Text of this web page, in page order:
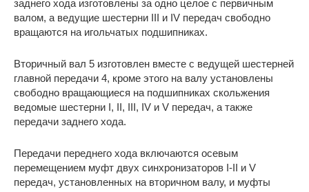
заднего хода изготовлены за одно целое с первичным
валом, а ведущие шестерни III и IV передач свободно
вращаются на игольчатых подшипниках.
Вторичный вал 5 изготовлен вместе с ведущей шестерней
главной передачи 4, кроме этого на валу установлены
свободно вращающиеся на подшипниках скольжения
ведомые шестерни I, II, III, IV и V передач, а также
передачи заднего хода.
Передачи переднего хода включаются осевым
перемещением муфт двух синхронизаторов I-II и V
передач, установленных на вторичном валу, и муфты